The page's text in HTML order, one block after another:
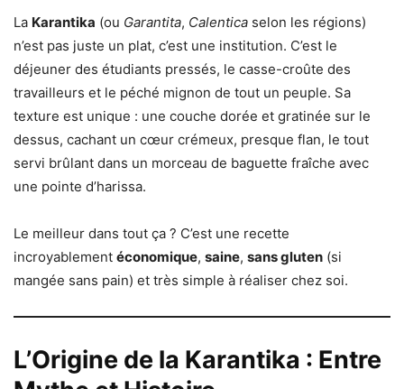
La Karantika (ou Garantita, Calentica selon les régions)
n’est pas juste un plat, c’est une institution. C’est le
déjeuner des étudiants pressés, le casse-croûte des
travailleurs et le péché mignon de tout un peuple. Sa
texture est unique : une couche dorée et gratinée sur le
dessus, cachant un cœur crémeux, presque flan, le tout
servi brûlant dans un morceau de baguette fraîche avec
une pointe d’harissa.
Le meilleur dans tout ça ? C’est une recette
incroyablement économique, saine, sans gluten (si
mangée sans pain) et très simple à réaliser chez soi.
L’Origine de la Karantika : Entre